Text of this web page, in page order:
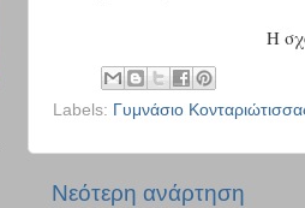
Η
Labels: Γυμνάσιο
Νεότερη ανάρτηση